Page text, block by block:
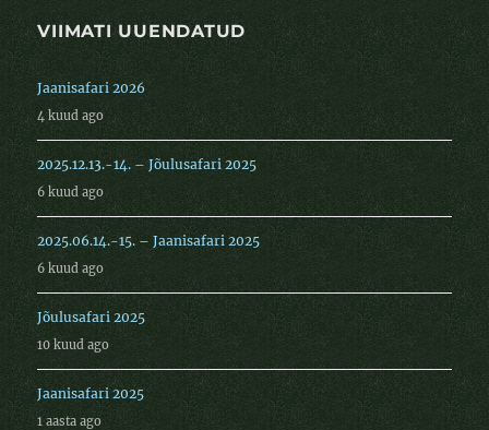
VIIMATI UUENDATUD
Jaanisafari 2026
4 kuud ago
2025.12.13.-14. – Jõulusafari 2025
6 kuud ago
2025.06.14.-15. – Jaanisafari 2025
6 kuud ago
Jõulusafari 2025
10 kuud ago
Jaanisafari 2025
1 aasta ago